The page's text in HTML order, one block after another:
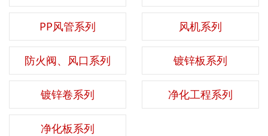
PP风管系列 风机系列
防火阀、风口系列 镀锌板系列
镀锌卷系列 净化工程系列
净化板系列